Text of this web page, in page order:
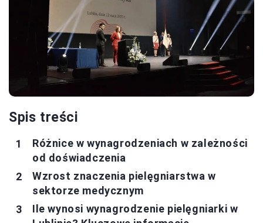
Spis treści
Różnice w wynagrodzeniach w zależności
od doświadczenia
Wzrost znaczenia pielęgniarstwa w
sektorze medycznym
Ile wynosi wynagrodzenie pielęgniarki w